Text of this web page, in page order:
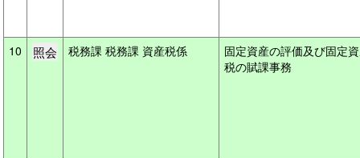
10 税務課 税務課 資産税係
固定資産の評価及び固定
税の賦課事務